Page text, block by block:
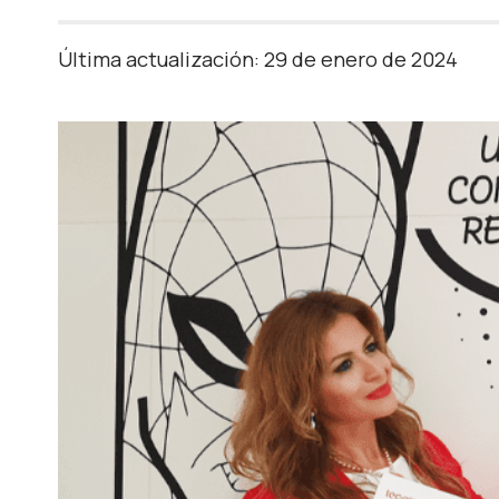
Última actualización: 29 de enero de 2024